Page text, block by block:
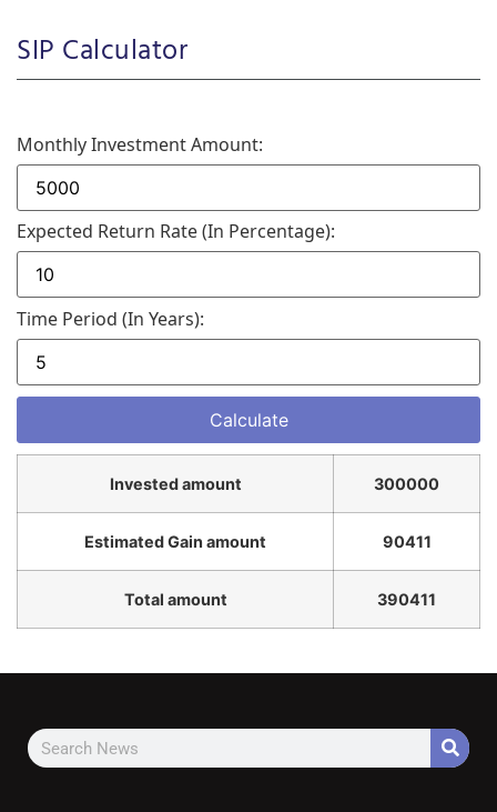
SIP Calculator
Monthly Investment Amount:
Expected Return Rate (in Percentage):
Time Period (in Years):
Invested amount 300000
Estimated Gain amount 90411
Total amount 390411